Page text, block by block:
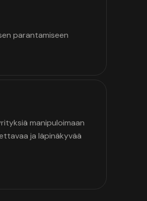
parantamiseen
manipuloimaan
ja läpinäkyvää